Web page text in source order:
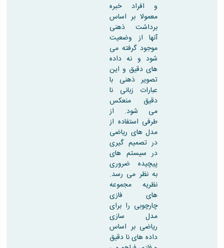
و افراد خبره
معمولا بر اساس
برداشت ذهنی
آنها از وضعیت
موجود گرفته می
شود و نه داده
های دقیق و این
تصویر ذهنی با
عبارات زبانی نا
دقیق منعکس
می شود. از
طرفی استفاده از
مدل های ریاضی
در تصمیم گیری
در سیستم های
پیچیده ضروری
به نظر می رسد.
نظریه مجموعه
های فازی
چارچوبی را برای
مدل سازی
ریاضی بر اساس
داده های نا دقیق